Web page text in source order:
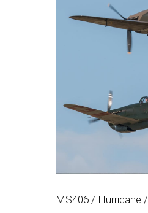
MS406 / Hurricane